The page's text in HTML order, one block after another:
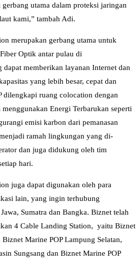
utama dalam proteksi jaringan
kami,” tambah Adi.
merupakan gerbang utama untuk
Optik antar pulau di
dapat memberikan layanan Internet dan
yang lebih besar, cepat dan
dilengkapi ruang colocation dengan
Energi Terbarukan seperti
emisi karbon dari pemanasan
ramah lingkungan yang di-
dan juga didukung oleh tim
hari.
juga dapat digunakan oleh para
lain, yang ingin terhubung
Sumatra dan Bangka. Biznet telah
4 Cable Landing Station, yaitu Biznet
Marine POP Lampung Selatan,
Sungsang dan Biznet Marine POP